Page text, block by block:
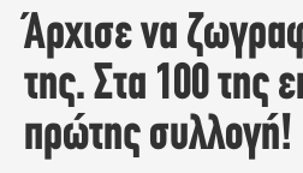
Άρχισε να
της. Στα 100 της
πρώτης συλλογή!